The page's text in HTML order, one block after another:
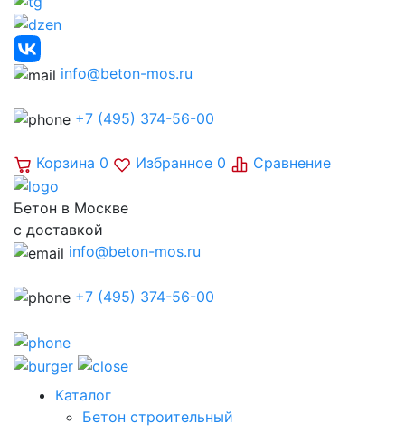
info@beton-mos.ru
+7 (495) 374-56-00
Корзина 0 Избранное 0 Сравнение
Бетон в Москве
с доставкой
info@beton-mos.ru
+7 (495) 374-56-00
Каталог
Бетон строительный